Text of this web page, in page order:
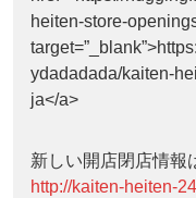
heiten-store-
ydadadada/kaiten-
ja</a>
新しい開店閉店情報
http://kaiten-heiten-